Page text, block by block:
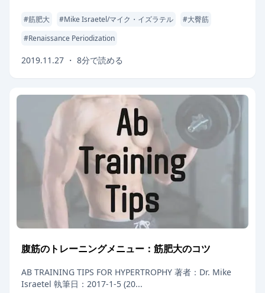
#筋肥大 #Mike Israetel/マイク・イズラテル #大臀筋
#Renaissance Periodization
2019.11.27 ・ 8分で読める
腹筋のトレーニングメニュー：筋肥大のコツ
AB TRAINING TIPS FOR HYPERTROPHY 著者：Dr. Mike
Israetel 執筆日：2017-1-5 (20...